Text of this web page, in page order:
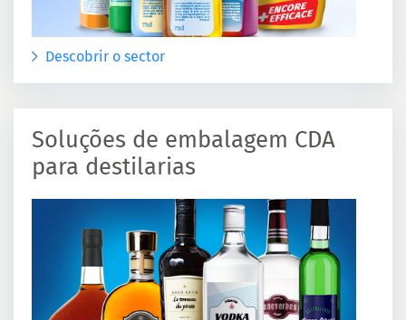
Descobrir o sector
Soluções de embalagem CDA
para destilarias